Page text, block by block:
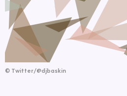
© Twitter/@djbaskin